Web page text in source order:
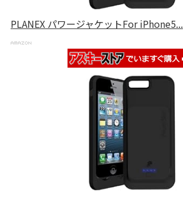
PLANEX パワージャケットFor iPhone5...